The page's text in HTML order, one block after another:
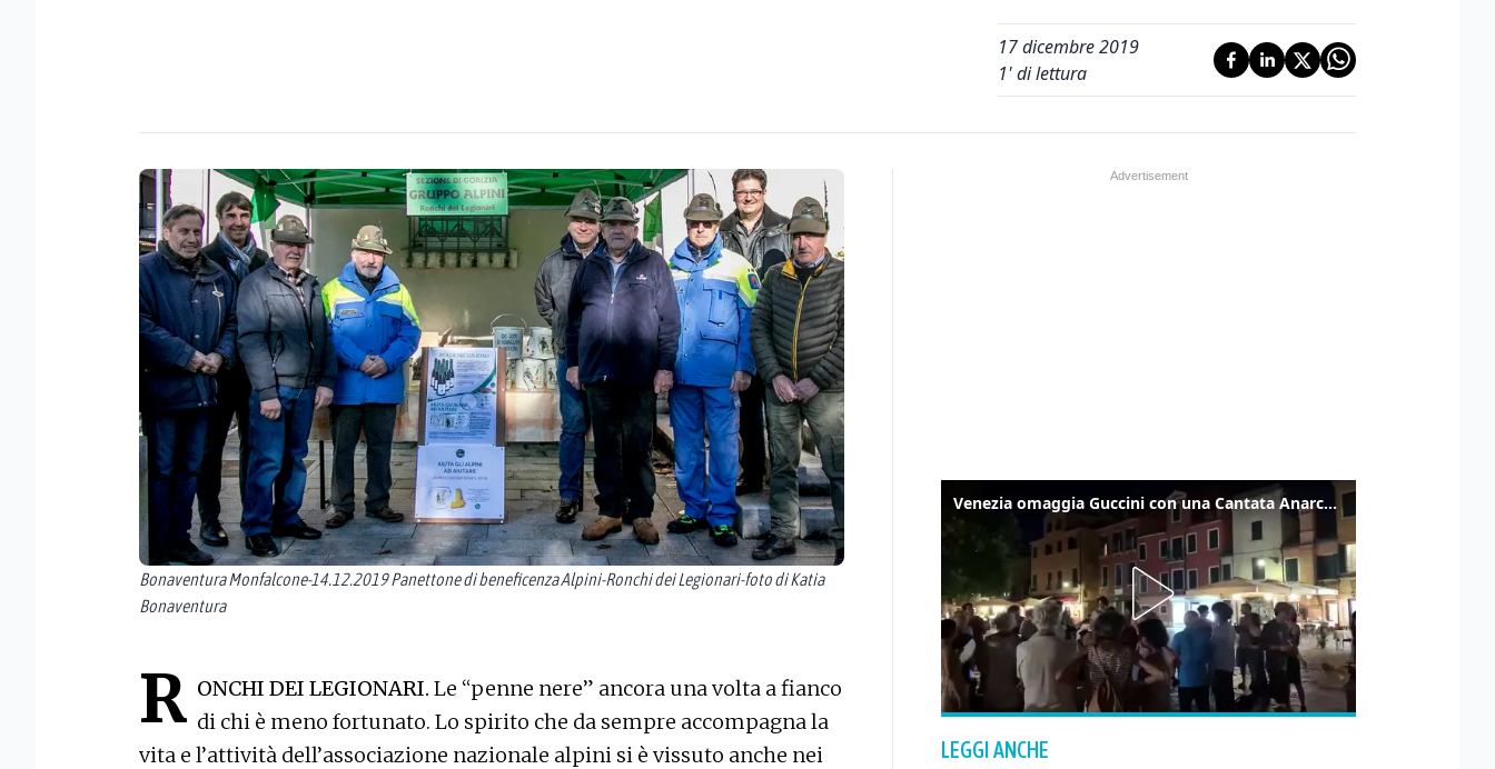
17 dicembre 2019
1' di lettura
Bonaventura Monfalcone-14.12.2019 Panettone di beneficenza Alpini-Ronchi dei Legionari-foto di Katia
Bonaventura
R ONCHI DEI LEGIONARI. Le “penne nere” ancora una volta a fianco
di chi è meno fortunato. Lo spirito che da sempre accompagna la
vita e l’attività dell’associazione nazionale alpini si è vissuto anche nei
Venezia omaggia Guccini con una Cantata Anarchica in campo Santa Margherita
LEGGI ANCHE